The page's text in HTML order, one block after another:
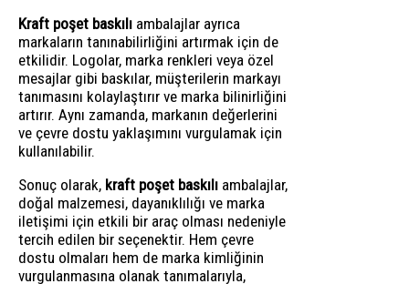
Kraft poşet baskılı ambalajlar ayrıca
markaların tanınabilirliğini artırmak için de
etkilidir. Logolar, marka renkleri veya özel
mesajlar gibi baskılar, müşterilerin markayı
tanımasını kolaylaştırır ve marka bilinirliğini
artırır. Aynı zamanda, markanın değerlerini
ve çevre dostu yaklaşımını vurgulamak için
kullanılabilir.
Sonuç olarak, kraft poşet baskılı ambalajlar,
doğal malzemesi, dayanıklılığı ve marka
iletişimi için etkili bir araç olması nedeniyle
tercih edilen bir seçenektir. Hem çevre
dostu olmaları hem de marka kimliğinin
vurgulanmasına olanak tanımalarıyla,